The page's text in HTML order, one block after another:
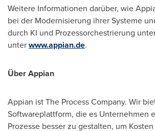
Weitere Informationen darüber, wie
bei der Modernisierung ihrer Systeme
durch KI und Prozessorchestrierung
unterwww.appian.de.
Über Appian
Appian ist The Process Company. Wir
Softwareplattform, die es Unternehmen
Prozesse besser zu gestalten, um